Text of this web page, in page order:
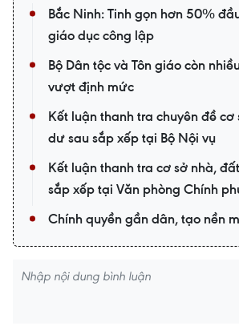
Bắc Ninh: Tinh gọn hơn 50%
giáo dục công lập
Bộ Dân tộc và Tôn giáo còn
vượt định mức
Kết luận thanh tra chuyên đề
dư sau sắp xếp tại Bộ Nội vụ
Kết luận thanh tra cơ sở nhà,
sắp xếp tại Văn phòng Chính
Chính quyền gần dân, tạo nền